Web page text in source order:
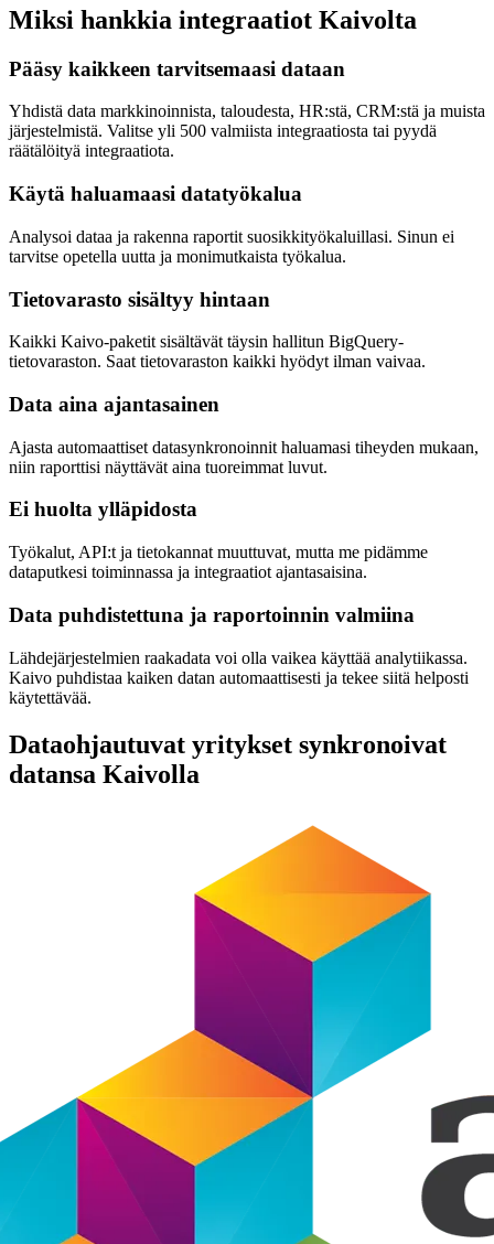
Miksi hankkia integraatiot Kaivolta
Pääsy kaikkeen tarvitsemaasi dataan
Yhdistä data markkinoinnista, taloudesta, HR:stä, CRM:stä ja muista
järjestelmistä. Valitse yli 500 valmiista integraatiosta tai pyydä
räätälöityä integraatiota.
Käytä haluamaasi datatyökalua
Analysoi dataa ja rakenna raportit suosikkityökaluillasi. Sinun ei
tarvitse opetella uutta ja monimutkaista työkalua.
Tietovarasto sisältyy hintaan
Kaikki Kaivo-paketit sisältävät täysin hallitun BigQuery-
tietovaraston. Saat tietovaraston kaikki hyödyt ilman vaivaa.
Data aina ajantasainen
Ajasta automaattiset datasynkronoinnit haluamasi tiheyden mukaan,
niin raporttisi näyttävät aina tuoreimmat luvut.
Ei huolta ylläpidosta
Työkalut, API:t ja tietokannat muuttuvat, mutta me pidämme
dataputkesi toiminnassa ja integraatiot ajantasaisina.
Data puhdistettuna ja raportoinnin valmiina
Lähdejärjestelmien raakadata voi olla vaikea käyttää analytiikassa.
Kaivo puhdistaa kaiken datan automaattisesti ja tekee siitä helposti
käytettävää.
Dataohjautuvat yritykset synkronoivat
datansa Kaivolla